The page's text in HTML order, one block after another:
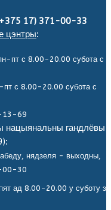
17) 371-00-33
цэнтры:
пт с 8.00-20.00 субота с
пт с 8.00-20.00 субота с
13-69
нацыянальны гандлёвы
нядзеля - выходны,
00-30
ад 8.00-20.00 у суботу з